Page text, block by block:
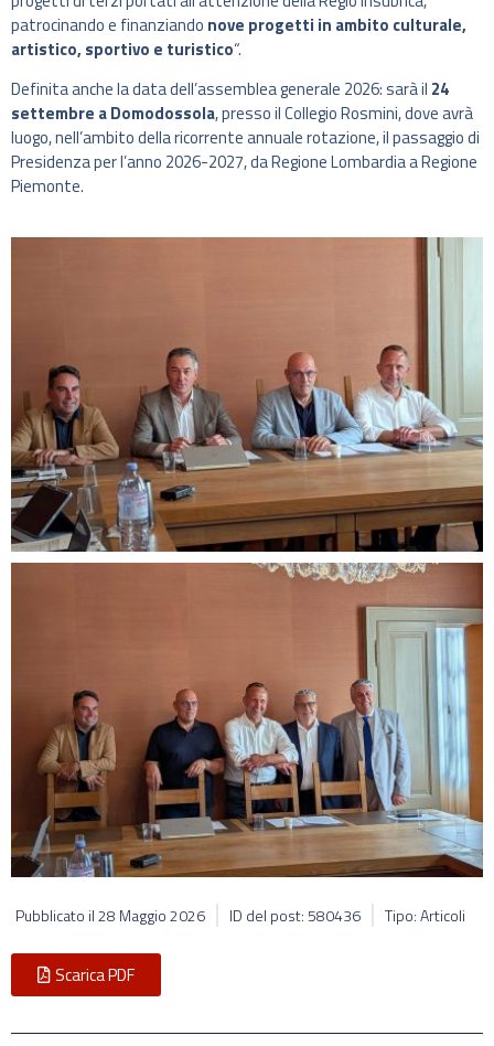
patrocinando e finanziando nove progetti in ambito culturale,
artistico, sportivo e turistico“.
Definita anche la data dell’assemblea generale 2026: sarà il 24
settembre a Domodossola, presso il Collegio Rosmini, dove avrà
luogo, nell’ambito della ricorrente annuale rotazione, il passaggio di
Presidenza per l’anno 2026-2027, da Regione Lombardia a Regione
Piemonte.
Pubblicato il28 Maggio 2026 ID del post: 580436 Tipo: Articoli
Scarica PDF